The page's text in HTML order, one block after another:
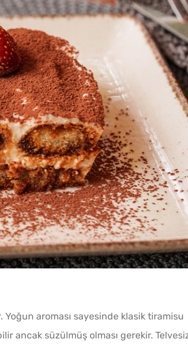
aroması sayesinde klasik tiramisu
ancak süzülmüş olması gerekir.